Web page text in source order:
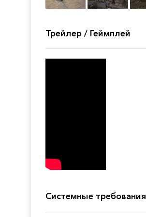
Трейлер / Геймплей
Системные требования